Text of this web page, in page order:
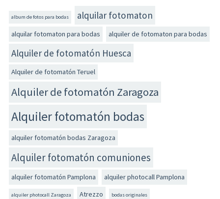
album de fotos para bodas alquilar fotomaton
alquilar fotomaton para bodas alquiler de fotomaton para bodas
Alquiler de fotomatón Huesca
Alquiler de fotomatón Teruel
Alquiler de fotomatón Zaragoza
Alquiler fotomatón bodas
alquiler fotomatón bodas Zaragoza
Alquiler fotomatón comuniones
alquiler fotomatón Pamplona alquiler photocall Pamplona
alquiler photocall Zaragoza Atrezzo bodas originales